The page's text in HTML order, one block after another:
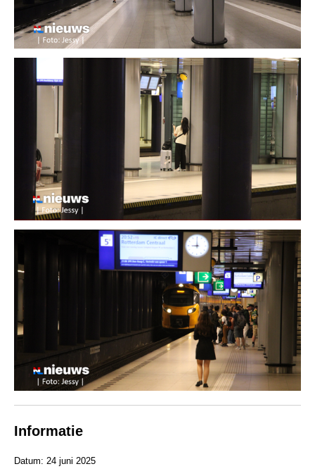
Informatie
Datum: 24 juni 2025